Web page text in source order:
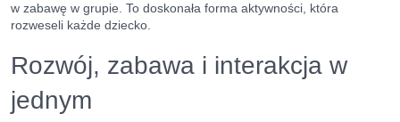
w zabawę w grupie. To doskonała forma aktywności, która
rozweseli każde dziecko.
Rozwój, zabawa i interakcja w
jednym